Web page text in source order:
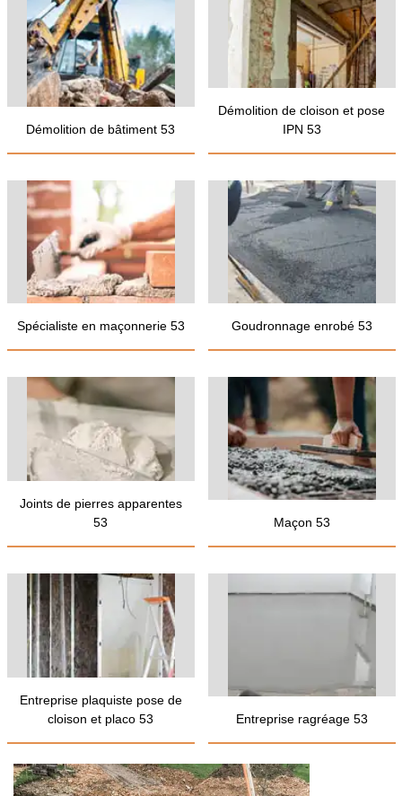
Démolition de bâtiment 53
Démolition de cloison et pose
IPN 53
Spécialiste en maçonnerie 53 Goudronnage enrobé 53
Joints de pierres apparentes
53
Maçon 53
Entreprise plaquiste pose de
cloison et placo 53
Entreprise ragréage 53